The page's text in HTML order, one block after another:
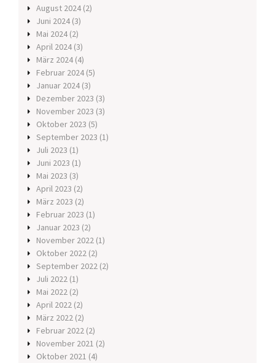
August 2024 (2)
Juni 2024 (3)
Mai 2024 (2)
April 2024 (3)
März 2024 (4)
Februar 2024 (5)
Januar 2024 (3)
Dezember 2023 (3)
November 2023 (3)
Oktober 2023 (5)
September 2023 (1)
Juli 2023 (1)
Juni 2023 (1)
Mai 2023 (3)
April 2023 (2)
März 2023 (2)
Februar 2023 (1)
Januar 2023 (2)
November 2022 (1)
Oktober 2022 (2)
September 2022 (2)
Juli 2022 (1)
Mai 2022 (2)
April 2022 (2)
März 2022 (2)
Februar 2022 (2)
November 2021 (2)
Oktober 2021 (4)